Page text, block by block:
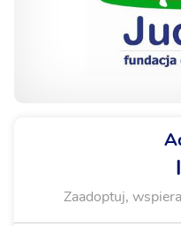
Zaadoptuj,